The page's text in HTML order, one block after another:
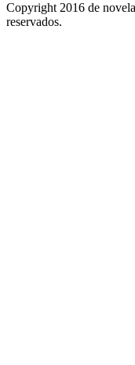
Copyright 2016 de
reservados.